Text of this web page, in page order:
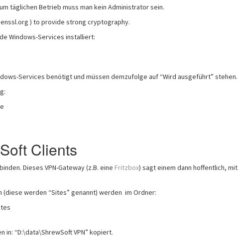
täglichen Betrieb muss man kein Administrator sein.
) to provide strong cryptography.
Windows-Services installiert:
Services benötigt und müssen demzufolge auf “Wird ausgeführt” stehen.
Clients
Dieses VPN-Gateway (z.B. eine Fritzbox) sagt einem dann hoffentlich, mit
werden “Sites” genannt) werden im Ordner:
“D:\data\ShrewSoft VPN” kopiert.